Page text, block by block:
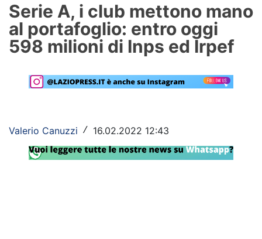
Formello
Infortuni
Primavera
Lazio Women
Rassegna Lazio
Serie A, i club mettono mano
al portafoglio: entro oggi
598 milioni di Inps ed Irpef
Valerio Canuzzi / 16.02.2022 12:43